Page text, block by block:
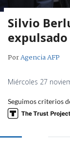
Silvio
PorAgencia AFP
Miércoles 27
Seguimos criterios